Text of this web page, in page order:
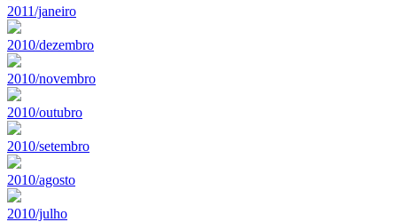
2011/janeiro
2010/dezembro
2010/novembro
2010/outubro
2010/setembro
2010/agosto
2010/julho